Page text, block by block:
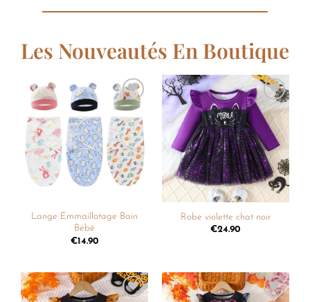
Les Nouveautés En Boutique
Ajouter
à la
liste de
souhaits
Lange Emmaillotage Bain
Bébé
€14.90
Ajouter
à la
liste de
souhaits
Robe violette chat noir
€24.90